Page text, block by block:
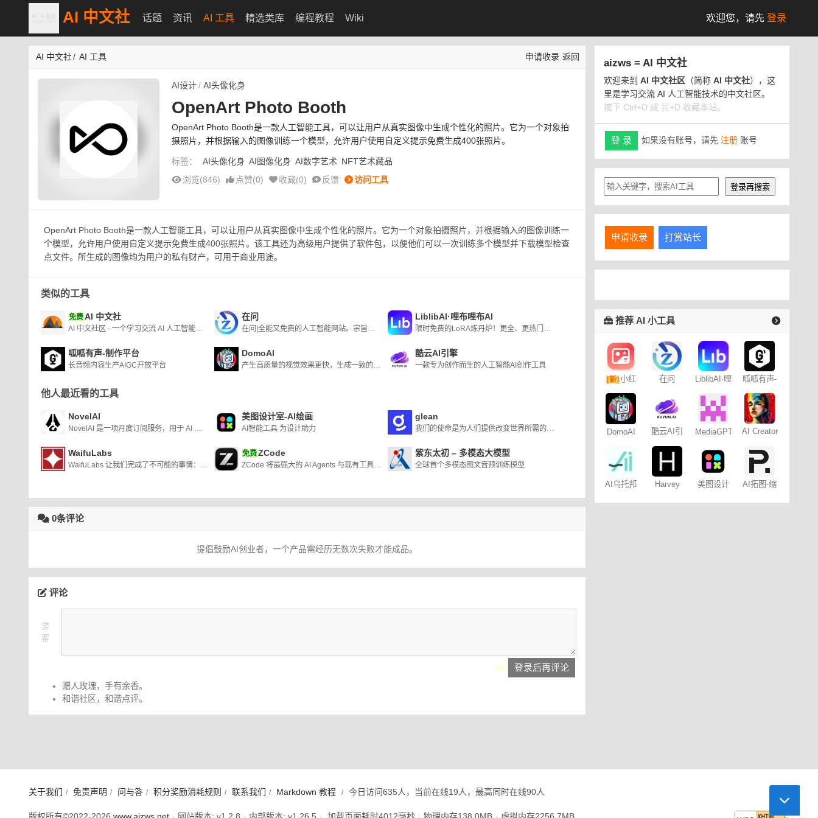
AI 中文社 话题 资讯 AI 工具 精选类库 编程教程 Wiki 欢迎您， 请先 登录
AI 中文社/ AI 工具 申请收录 返回
AI设计/ AI头像化身
OpenArt Photo Booth
OpenArt Photo Booth是一款人工智能工具，可以让用户从真实图像中生成个性化的照片。它为一个对象拍
摄照片，并根据输入的图像训练一个模型，允许用户使用自定义提示免费生成400张照片。
标签： AI头像化身 AI图像化身 AI数字艺术 NFT艺术藏品
浏览(846)
点赞(0) 收藏(0) 反馈 访问工具
OpenArt Photo Booth是一款人工智能工具，可以让用户从真实图像中生成个性化的照片。它为一个对象拍摄照片，并根据输入的图像训练一
个模型，允许用户使用自定义提示免费生成400张照片。该工具还为高级用户提供了软件包，以便他们可以一次训练多个模型并下载模型检查
点文件。所生成的图像均为用户的私有财产，可用于商业用途。
类似的工具
免费AI 中文社
AI 中文社区 - 一个学习交流 AI 人工智能技术的中文社区
在问
在问|全能又免费的人工智能网站。宗旨：让知识无界,智能触手可及
LiblibAI·哩布哩布AI
限时免费的LoRA炼丹炉！更全、更热门的素材，为所有AI绘画者提供更得心应手的平台，持续深耕专业领域。
呱呱有声-制作平台
长音频内容生产AIGC开放平台
DomoAI
产生高质量的视觉效果更快，生成一致的风格
酷云AI引擎
一款专为创作而生的人工智能AI创作工具
他人最近看的工具
NovelAI
NovelAI 是一项月度订阅服务，用于 AI 辅助创作、讲故事、虚拟陪伴，或者只是一个 GPT 驱动的沙盒，供您发挥想象力。
美图设计室-AI绘画
AI智能工具 为设计助力
glean
我们的使命是为人们提供改变世界所需的知识。
WaifuLabs
WaifuLabs 让我们完成了不可能的事情：它让我们极小的游戏工作室有能力承担内容制作的巨大壮举。Arrowmancer使用 Waifu Labs 和 GPT-3 的魔力来创造无限的美丽迷人的角色。
免费ZCode
ZCode 将最强大的 AI Agents 与现有工具链结合，让你在熟悉的流程中完成规划、编码、评审与上线。https://zcode.z.ai/cn
紫东太初 – 多模态大模型
全球首个多模态图文音预训练模型
0条评论
提倡鼓励AI创业者，一个产品需经历无数次失败才能成品。
评论
游
客
登录后再评论
赠人玫瑰，手有余香。
和谐社区，和谐点评。
aizws = AI 中文社
欢迎来到 AI 中文社区 （简称 AI 中文社），这
里是学习交流 AI 人工智能技术的中文社区。
按下 Ctrl+D 或 ⌘+D 收藏本站。
登 录 如果没有账号，请先 注册 账号
申请收录 打赏站长
推荐 AI 小工具
[新] 小红
书图文笔
记
在问
LiblibAI·哩
呱呱有声-
DomoAI
酷云AI引
MediaGPT：
体大模型
AI Creator
AI乌托邦 Harvey
美图设计
AI拓图-缩
关于我们 / 免责声明 / 问与答 / 积分奖励消耗规则 / 联系我们 / Markdown 教程 / 今日访问635人，当前在线19人，最高同时在线90人